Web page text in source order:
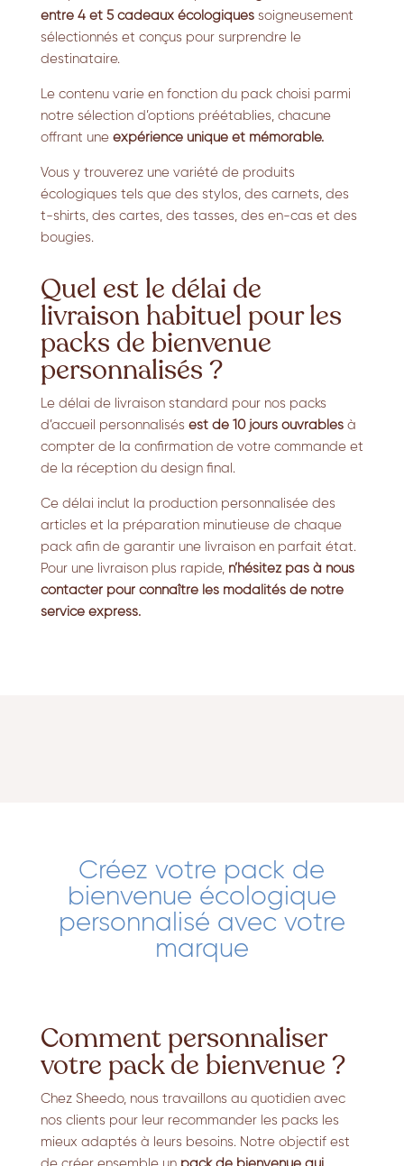
entre 4 et 5 cadeaux écologiquessoigneusement
sélectionnés et conçus pour surprendre le
destinataire.
Le contenu varie en fonction du pack choisi parmi
notre sélection d’options préétablies, chacune
offrant une expérience unique et mémorable.
Vous y trouverez une variété de produits
écologiques tels que des stylos, des carnets, des
t-shirts, des cartes, des tasses, des en-cas et des
bougies.
Quel est le délai de
livraison habituel pour les
packs de bienvenue
personnalisés ?
Le délai de livraison standard pour nos packs
d’accueil personnalisés est de 10 jours ouvrablesà
compter de la confirmation de votre commande et
de la réception du design final.
Ce délai inclut la production personnalisée des
articles et la préparation minutieuse de chaque
pack afin de garantir une livraison en parfait état.
Pour une livraison plus rapide, n’hésitez pas à nous
contacter pour connaître les modalités de notre
service express.
Créez votre pack de
bienvenue écologique
personnalisé avec votre
marque
Comment personnaliser
votre pack de bienvenue ?
Chez Sheedo, nous travaillons au quotidien avec
nos clients pour leur recommander les packs les
mieux adaptés à leurs besoins. Notre objectif est